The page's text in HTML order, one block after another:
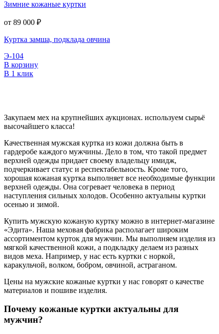
Зимние кожаные куртки
от 89 000 ₽
Куртка замша, подклада овчина
Э-104
В корзину
В 1 клик
Закупаем мех на крупнейших аукционах. используем сырьё
высочайшего класса!
Качественная мужская куртка из кожи должна быть в
гардеробе каждого мужчины. Дело в том, что такой предмет
верхней одежды придает своему владельцу имидж,
подчеркивает статус и респектабельность. Кроме того,
хорошая кожаная куртка выполняет все необходимые функции
верхней одежды. Она согревает человека в период
наступления сильных холодов. Особенно актуальны куртки
осенью и зимой.
Купить мужскую кожаную куртку можно в интернет-магазине
«Эдита». Наша меховая фабрика располагает широким
ассортиментом курток для мужчин. Мы выполняем изделия из
мягкой качественной кожи, а подкладку делаем из разных
видов меха. Например, у нас есть куртки с норкой,
каракульчой, волком, бобром, овчиной, астраганом.
Цены на мужские кожаные куртки у нас говорят о качестве
материалов и пошиве изделия.
Почему кожаные куртки актуальны для
мужчин?